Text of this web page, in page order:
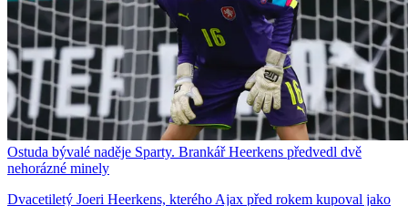
Ostuda bývalé naděje Sparty. Brankář Heerkens předvedl dvě
nehorázné minely
Dvacetiletý Joeri Heerkens, kterého Ajax před rokem kupoval jako